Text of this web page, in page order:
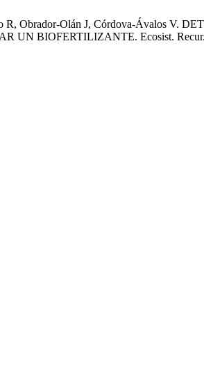
R, Obrador-Olán J, Córdova-Ávalos
UN BIOFERTILIZANTE. Ecosist.